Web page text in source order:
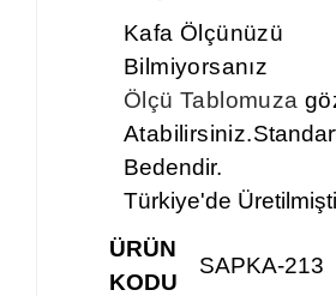
Kafa Ölçünüzü
Bilmiyorsanız
Ölçü Tablomuza
Atabilirsiniz.
Bedendir.
Türkiye'de
ÜRÜN
KODU
SAPKA-213